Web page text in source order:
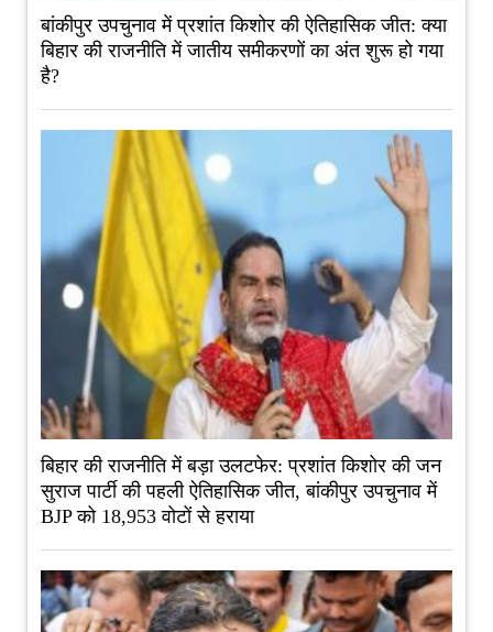
बांकीपुर उपचुनाव में प्रशांत किशोर की ऐतिहासिक जीत: क्या
बिहार की राजनीति में जातीय समीकरणों का अंत शुरू हो गया
है?
बिहार की राजनीति में बड़ा उलटफेर: प्रशांत किशोर की जन
सुराज पार्टी की पहली ऐतिहासिक जीत, बांकीपुर उपचुनाव में
BJP को 18,953 वोटों से हराया